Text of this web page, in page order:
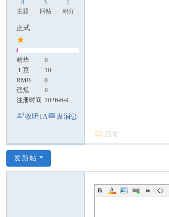
0
主题
5
回帖
2
积分
正式
精华
0
Ｔ豆
10
RMB
0
违规
0
注册时间 2026-6-9
收听TA 发消息
回复
发新帖